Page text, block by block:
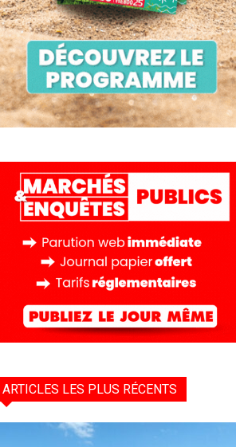
ARTICLES LES PLUS RÉCENTS